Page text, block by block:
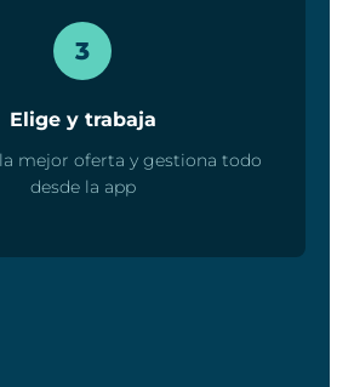
3
Elige y trabaja
mejor oferta y gestiona todo
desde la app